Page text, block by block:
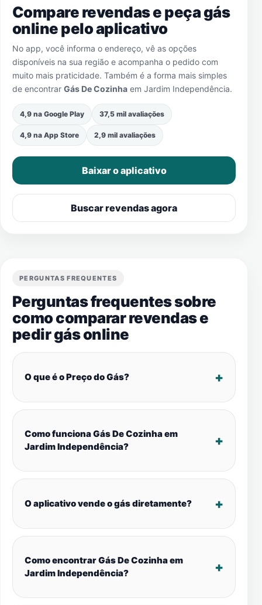
Compare revendas e peça gás
online pelo aplicativo
No app, você informa o endereço, vê as opções
disponíveis na sua região e acompanha o pedido com
muito mais praticidade. Também é a forma mais simples
de encontrar Gás De Cozinha em Jardim Independência.
4,9 na Google Play 37,5 mil avaliações
4,9 na App Store 2,9 mil avaliações
Baixar o aplicativo
Buscar revendas agora
PERGUNTAS FREQUENTES
Perguntas frequentes sobre
como comparar revendas e
pedir gás online
O que é o Preço do Gás?
Como funciona Gás De Cozinha em
Jardim Independência?
O aplicativo vende o gás diretamente?
Como encontrar Gás De Cozinha em
Jardim Independência?